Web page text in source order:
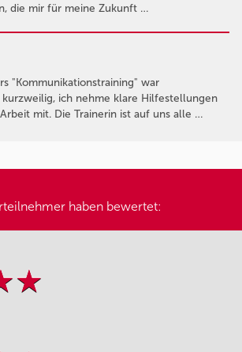
die mir für meine Zukunft …
"Kommunikationstraining" war
kurzweilig, ich nehme klare Hilfestellungen
mit. Die Trainerin ist auf uns alle …
haben bewertet: